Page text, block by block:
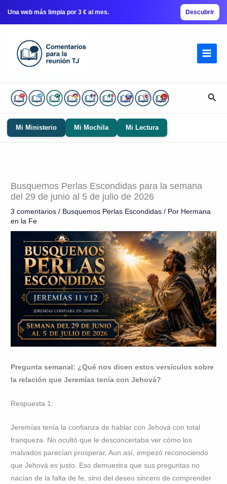
Una web más limpia por 3 € al mes. Descubrir
contenido
Mi Ministerio Mi Mochila Mi Lectura
Busquemos Perlas Escondidas para la semana
del 29 de junio al 5 de julio de 2026
3 comentarios / Busquemos Perlas Escondidas / Por Hermana
en la Fe
Pregunta semanal: ¿Qué nos dicen estos versículos sobre
la relación que Jeremías tenía con Jehová?
Respuesta 1:
Jeremías tenía la confianza de hablar con Jehová con total
franqueza. No ocultó que le desconcertaba ver cómo los
malvados parecían prosperar. Aun así, empezó reconociendo
que Jehová es justo. Eso demuestra que sus preguntas no
nacían de la falta de fe, sino del deseo sincero de comprender